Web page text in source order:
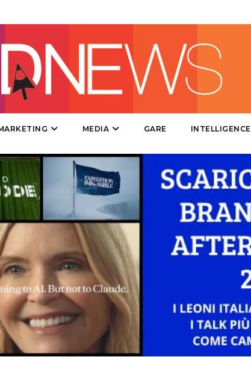
DESIGN
PUNTI VENDITA
CSR
STRATEGIE
CINEMA
MEDIA GARE INTELLIGENCE